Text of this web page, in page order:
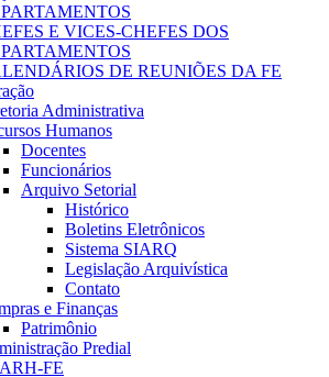
E VICES-CHEFES DOS
DE REUNIÕES DA FE
Administrativa
Humanos
Docentes
Funcionários
Arquivo Setorial
Histórico
Boletins Eletrônicos
Sistema SIARQ
Legislação Arquivística
Contato
e Finanças
Patrimônio
Predial
FE